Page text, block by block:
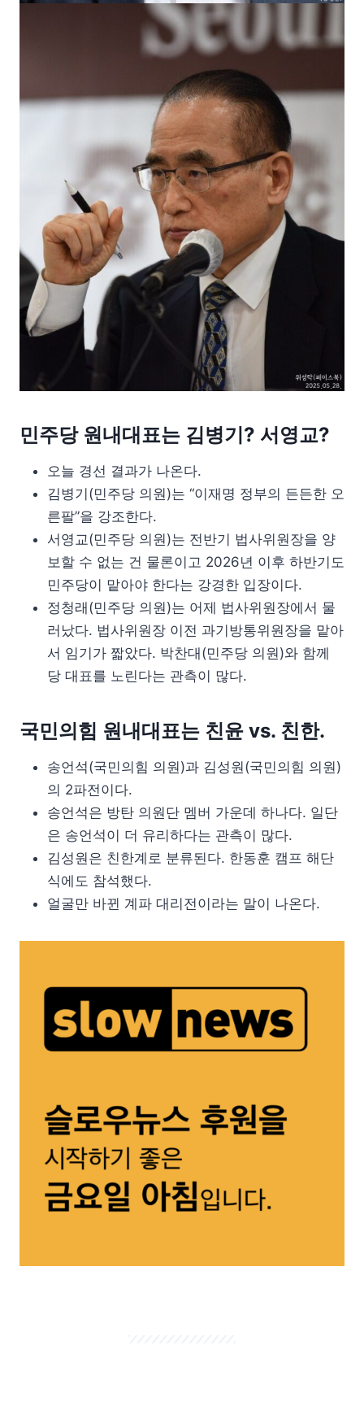
민주당 원내대표는 김병기? 서영교?
오늘 경선 결과가 나온다.
김병기(민주당 의원)는 “이재명 정부의 든든한 오
른팔”을 강조한다.
서영교(민주당 의원)는 전반기 법사위원장을 양
보할 수 없는 건 물론이고 2026년 이후 하반기도
민주당이 맡아야 한다는 강경한 입장이다.
정청래(민주당 의원)는 어제 법사위원장에서 물
러났다. 법사위원장 이전 과기방통위원장을 맡아
서 임기가 짧았다. 박찬대(민주당 의원)와 함께
당 대표를 노린다는 관측이 많다.
국민의힘 원내대표는 친윤 vs. 친한.
송언석(국민의힘 의원)과 김성원(국민의힘 의원)
의 2파전이다.
송언석은 방탄 의원단 멤버 가운데 하나다. 일단
은 송언석이 더 유리하다는 관측이 많다.
김성원은 친한계로 분류된다. 한동훈 캠프 해단
식에도 참석했다.
얼굴만 바뀐 계파 대리전이라는 말이 나온다.